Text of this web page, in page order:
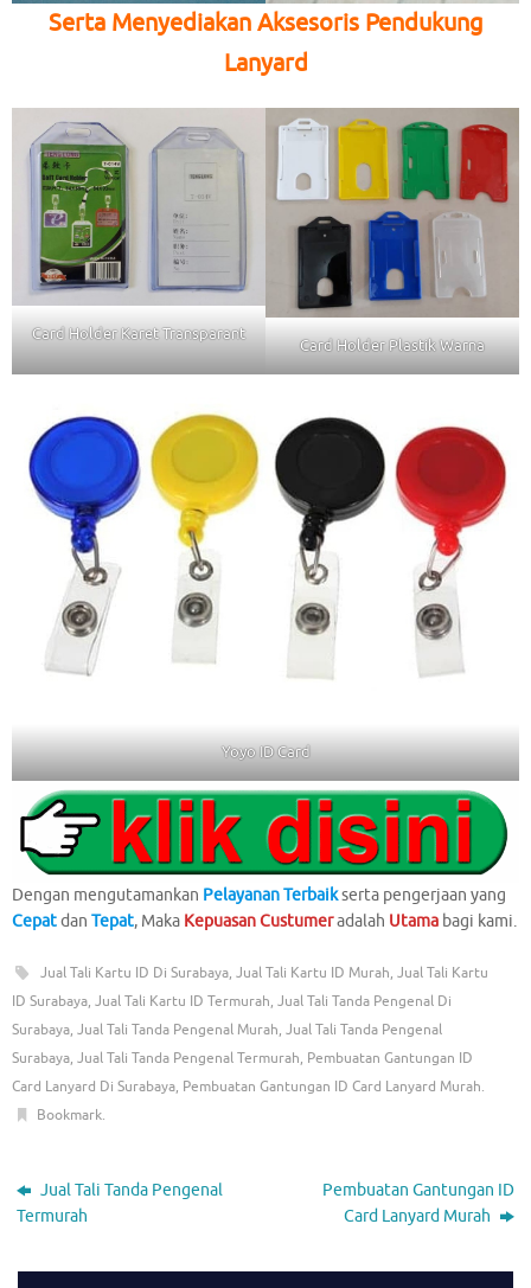
Serta Menyediakan Aksesoris Pendukung
Lanyard
Card Holder Karet Transparant
Card Holder Plastik Warna
Yoyo ID Card
Dengan mengutamankan Pelayanan Terbaikserta pengerjaan yang
Cepatdan Tepat, Maka Kepuasan Custumeradalah Utama bagi kami.
Jual Tali Kartu ID Di Surabaya, Jual Tali Kartu ID Murah, Jual Tali Kartu
ID Surabaya, Jual Tali Kartu ID Termurah, Jual Tali Tanda Pengenal Di
Surabaya, Jual Tali Tanda Pengenal Murah, Jual Tali Tanda Pengenal
Surabaya, Jual Tali Tanda Pengenal Termurah, Pembuatan Gantungan ID
Card Lanyard Di Surabaya, Pembuatan Gantungan ID Card Lanyard Murah.
Bookmark.
Jual Tali Tanda Pengenal
Termurah
Pembuatan Gantungan ID
Card Lanyard Murah